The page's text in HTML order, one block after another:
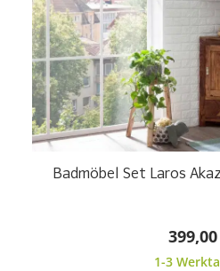
Badmöbel Set Laros
1-3